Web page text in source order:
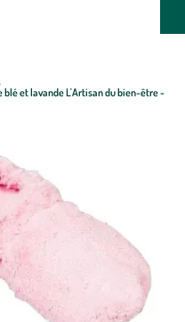
blé et lavande L'Artisan du bien-être -